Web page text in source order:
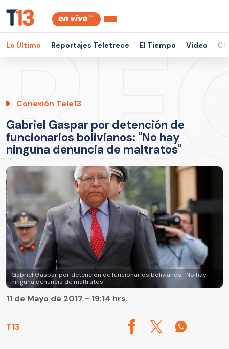
Lo Último Reportajes Teletrece El Tiempo Video
Conexión Tele13
Gabriel Gaspar por detención de
funcionarios bolivianos: "No hay
ninguna denuncia de maltratos"
Gabriel Gaspar por detención de funcionarios bolivianos: "No hay
ninguna denuncia de maltratos"
T13
11 de Mayo de 2017 - 19:14 hrs.